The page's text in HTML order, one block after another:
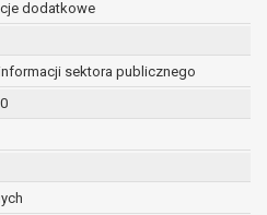
dodatkowe
sektora publicznego
lub
usunięcia danych
prawo do bycia
podstawie art. 17 RODO,
są już niezbędne do celów,
były zebrane lub w inny